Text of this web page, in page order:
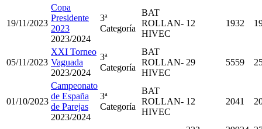
19/11/2023
Copa
Presidente
2023
2023/2024
3ª
Categoría
BAT
ROLLAN-
HIVEC
12 1932
05/11/2023
XXI Torneo
Vaguada
2023/2024
3ª
Categoría
BAT
ROLLAN-
HIVEC
29 5559
01/10/2023
Campeonato
de España
de Parejas
2023/2024
3ª
Categoría
BAT
ROLLAN-
HIVEC
12 2041